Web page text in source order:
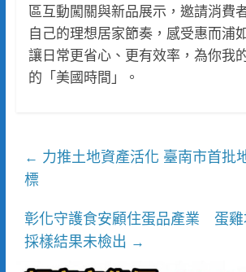
區互動闖關與新品展示，邀請消費
自己的理想居家節奏，感受惠而浦
讓日常更省心、更有效率，為你我
的「美國時間」。
← 力推土地資產活化 臺南市首批
標
彰化守護食安顧住蛋品產業 蛋雞
採樣結果未檢出 →